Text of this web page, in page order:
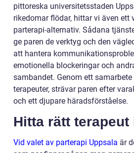
pittoreska universitetsstaden
rikedomar flödar, hittar vi även ett
parterapi-alternativ. Sådana
ge paren de verktyg och den
att hantera
emotionella blockeringar och
sambandet. Genom ett
terapeuter, strävar paren efter
och ett djupare häradsförståelse.
Hitta rätt terapeut
Vid valet av parterapi Uppsala är